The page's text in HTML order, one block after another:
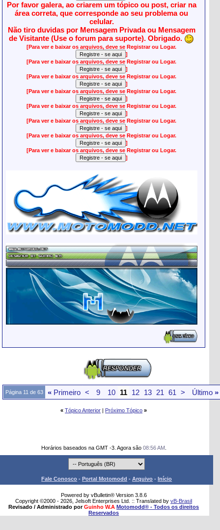
Por favor galera, ao criarem um tópico ou post, criar na
área correta, que corresponde ao seu problema ou
celular.
Não tiro duvidas por Mensagem Privada ou Mensagem
de Visitante (Use o forum para suporte). Obrigado.
[Para ver e baixar os arquivos, deve se Registrar ou Logar.
]
[Para ver e baixar os arquivos, deve se Registrar ou Logar.
]
[Para ver e baixar os arquivos, deve se Registrar ou Logar.
]
[Para ver e baixar os arquivos, deve se Registrar ou Logar.
]
[Para ver e baixar os arquivos, deve se Registrar ou Logar.
]
[Para ver e baixar os arquivos, deve se Registrar ou Logar.
]
[Para ver e baixar os arquivos, deve se Registrar ou Logar.
]
[Para ver e baixar os arquivos, deve se Registrar ou Logar.
]
Página 11 de 63 « Primeiro < 9 10 11 12 13 21 61 > Último »
« Tópico Anterior | Próximo Tópico »
Horários baseados na GMT -3. Agora são 08:56 AM.
Fale Conosco -Portal Motomodd -Arquivo -Início
Powered by vBulletin® Version 3.8.6
Copyright ©2000 - 2026, Jelsoft Enterprises Ltd. :: Translated byvB-Brasil
Revisado / Administrado porGuinho W.A Motomodd® - Todos os direitos
Reservados